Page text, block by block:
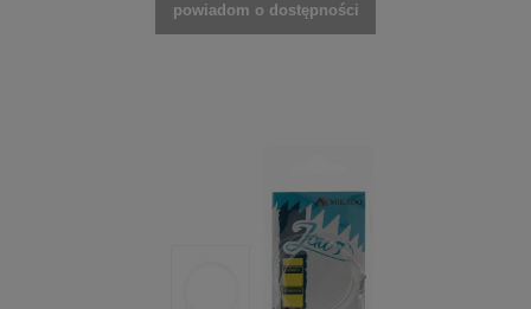
powiadom o dostępności